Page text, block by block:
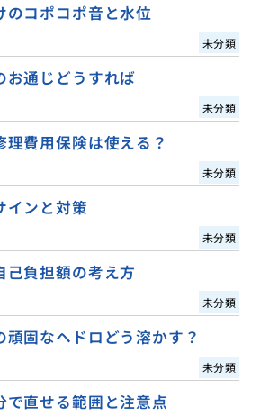
のコポコポ音と水位
未分類
お通じどうすれば
未分類
理費用保険は使える？
未分類
インと対策
未分類
己負担額の考え方
未分類
頑固なヘドロどう溶かす？
未分類
で直せる範囲と注意点